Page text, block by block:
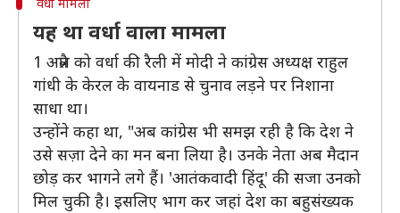
यह था वर्धा वाला मामला
1 अप्रैल को वर्धा की रैली में मोदी ने कांग्रेस अध्यक्ष राहुल
गांधी के केरल के वायनाड से चुनाव लड़ने पर निशाना
साधा था।
उन्होंने कहा था, "अब कांग्रेस भी समझ रही है कि देश ने
उसे सज़ा देने का मन बना लिया है। उनके नेता अब मैदान
छोड़ कर भागने लगे हैं। 'आतंकवादी हिंदू' की सजा उनको
मिल चुकी है। इसलिए भाग कर जहां देश का बहुसंख्यक